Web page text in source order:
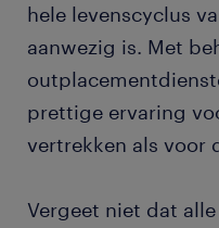
hele levenscyclus
aanwezig is. Met
prettige ervaring
vertrekken als voor
Vergeet niet dat